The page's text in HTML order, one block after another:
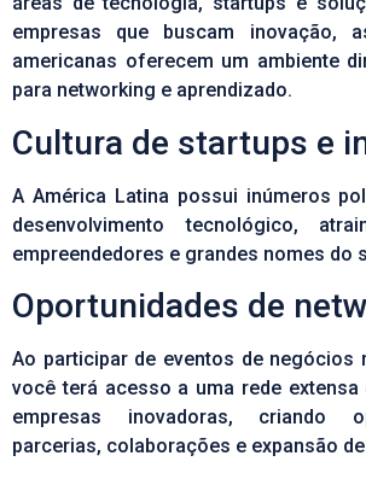
empresas que buscam inovação,
americanas oferecem um ambiente
para networking e aprendizado.
Cultura de startups e
A América Latina possui inúmeros
desenvolvimento tecnológico,
empreendedores e grandes nomes do
Oportunidades de
Ao participar de eventos de negócios
você terá acesso a uma rede
empresas inovadoras, criando
parcerias, colaborações e expansão